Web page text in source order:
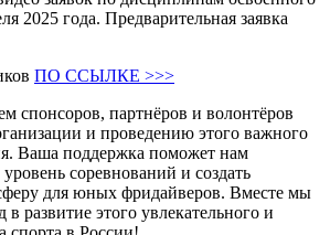
2025 года. Предварительная заявка
ПО ССЫЛКЕ >>>
спонсоров, партнёров и волонтёров
и проведению этого важного
Ваша поддержка поможет нам
соревнований и создать
для юных фридайверов. Вместе мы
развитие этого увлекательного и